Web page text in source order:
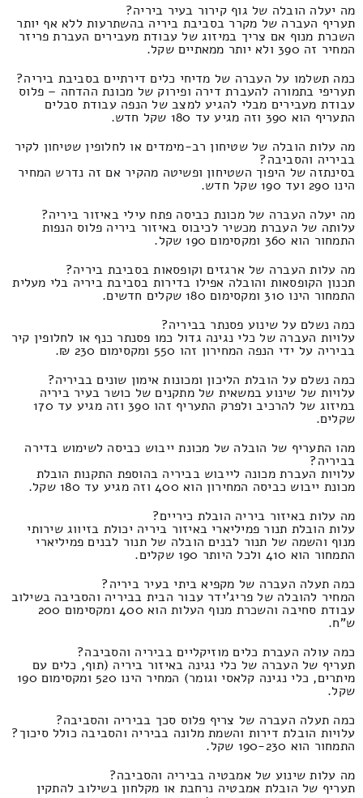
מה יעלה הובלה של גוף קירור בעיר ביריה?
תעריף העברה של מקרר בסביבת ביריה בהשתרעות ללא אף יותר
השכרת מנוף אם צריך במיזוג של עבודת מעבירים העברת פריזר
המחיר זה 390 ולא יותר ממאתיים שקל.
כמה תשלמו על העברה של מדיחי כלים דירתיים בסביבת ביריה?
תעריפי בתמורה להעברת דירה ופירוק של מכונת ההדחה – פלוס
עבודת מעבירים מבלי להגיע למצב של הנפה עבודת סבלים
התעריף הוא 390 וזה מגיע עד 180 שקל חדש.
מה עלות הובלה של שטיחון רב-מימדים או לחלופין שטיחון לקיר
בביריה והסביבה?
בסינתזה של היפוך השטיחון ופשיטה מהקיר אם זה נדרש המחיר
הינו 290 ועד 190 שקל חדש.
מה יעלה העברה של מכונת כביסה פתח עילי באיזור ביריה?
עלותה של העברת מכשיר לכיבוס באיזור ביריה פלוס הנפות
התמחור הוא 360 ומקסימום 190 שקל.
מה עלות העברה של ארגזים וקופסאות בסביבת ביריה?
תכנון הקופסאות והובלה אפילו בדירות בסביבת ביריה בלי מעלית
התמחור הינו 310 ומקסימום 180 שקלים חדשים.
כמה נשלם על שינוע פסנתר בביריה?
עלויות העברה של כלי נגינה גדול כמו פסנתר כנף או לחלופין קיר
בביריה על ידי הנפה המחירון זהו 550 ומקסימום 230 ₪.
כמה נשלם על הובלת הליכון ומכונות אימון שונים בביריה?
עלויות של שינוע במשאית של מתקנים של כושר בעיר ביריה
במיזוג של להרכיב ולפרק התעריף זהו 390 וזה מגיע עד 170
שקלים.
מהו התעריף של הובלה של מכונת ייבוש כביסה לשימוש בדירה
בביריה?
עלויות העברת מכונה לייבוש בביריה בהוספת התקנות הובלת
מכונת ייבוש כביסה המחירון הוא 400 וזה מגיע עד 180 שקל.
מה עלות באיזור ביריה הובלת כיריים?
עלות הובלת תנור פמיליארי באיזור ביריה יכולת בזיווג שירותי
מנוף והשמה של תנור לבנים הובלה של תנור לבנים פמיליארי
התמחור הוא 410 ולכל היותר 190 שקלים.
כמה תעלה העברה של מקפיא ביתי בעיר ביריה?
המחיר להובלה של פריג'ידר עבור הבית בביריה והסביבה בשילוב
עבודת סחיבה והשכרת מנוף העלות הוא 400 ומקסימום 200
ש"ח.
כמה עולה העברת כלים מוזיקליים בביריה והסביבה?
תעריף של העברה של כלי נגינה באיזור ביריה (תוף, כלים עם
מיתרים, כלי נגינה קלאסי וגומר) המחיר הינו 520 ומקסימום 190
שקל.
כמה תעלה העברה של צריף פלוס סכך בביריה והסביבה?
עלויות הובלת דירות והשמת מלונה בביריה והסביבה כולל סיכוך?
התמחור הוא 190-230 שקל.
מה עלות שינוע של אמבטיה בביריה והסביבה?
תעריף של הובלת אמבטיה נרחבת או מקלחון בשילוב להתקין